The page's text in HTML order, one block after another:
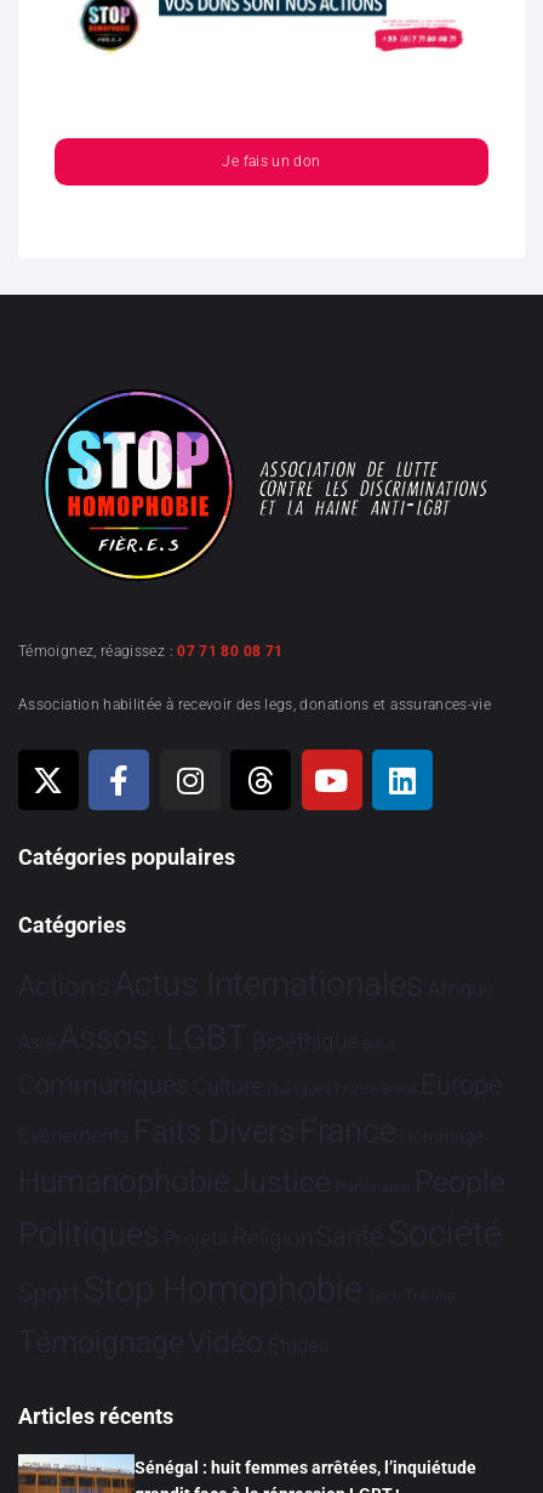
Je fais un don
Témoignez, réagissez :07 71 80 08 71
Association habilitée à recevoir des legs, donations et assurances-vie
Catégories populaires
Catégories
Actions Actus Internationales Afrique
Asie Assos. LGBT Bioéthique Brève
Communiqués Culture Dialogues France-Brésil Europe
Evénements Faits Divers France Hommage
HumanophobieJustice Partenariat People
Politiques Projets Religion Santé Société
Sport Stop Homophobie Tech Tribune
TémoignageVidéo Études
Articles récents
Sénégal : huit femmes arrêtées, l’inquiétude